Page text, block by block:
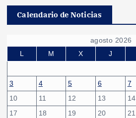
Calendario de Noticias
agosto 2026
L
M X J
3
4 5 6 7
10
11 12 13 14
17
18 19 20 21